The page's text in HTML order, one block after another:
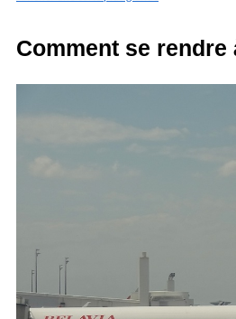
Comment se rendre